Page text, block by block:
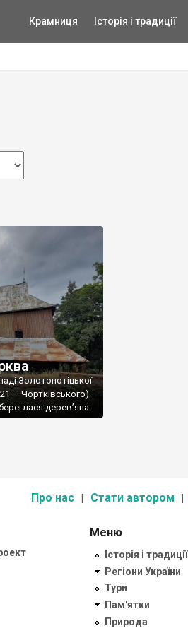
Крамниця Історія і традиції
Золотопотіцької
— Чортківського)
дерев’яна
є старовинне
Про нас Стати автором
Меню
Історія і традиції
Регіони України
Тури
Пам'ятки
Природа